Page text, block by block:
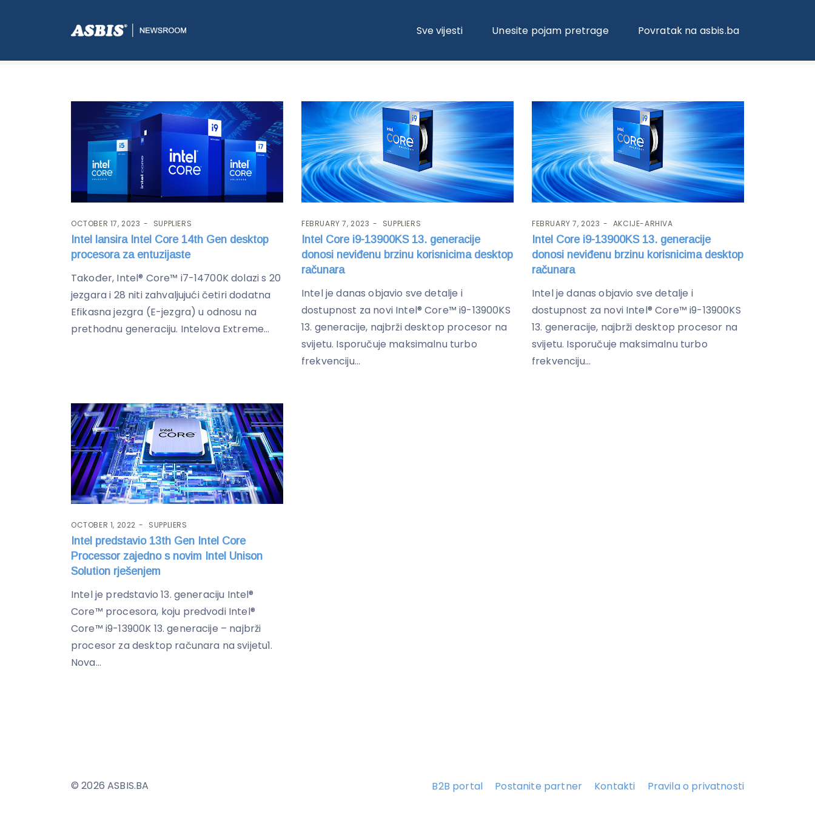
Sve vijesti Unesite pojam pretrage Povratak na asbis.ba
Tag:Core
OCTOBER 17, 2023 SUPPLIERS
Intel lansira Intel Core 14th Gen desktop
procesora za entuzijaste
Također, Intel® Core™ i7-14700K dolazi s 20
jezgara i 28 niti zahvaljujući četiri dodatna
Efikasna jezgra (E-jezgra) u odnosu na
prethodnu generaciju. Intelova Extreme...
FEBRUARY 7, 2023 SUPPLIERS
Intel Core i9-13900KS 13. generacije
donosi neviđenu brzinu korisnicima desktop
računara
Intel je danas objavio sve detalje i
dostupnost za novi Intel® Core™ i9-13900KS
13. generacije, najbrži desktop procesor na
svijetu. Isporučuje maksimalnu turbo
frekvenciju...
FEBRUARY 7, 2023 AKCIJE-ARHIVA
Intel Core i9-13900KS 13. generacije
donosi neviđenu brzinu korisnicima desktop
računara
Intel je danas objavio sve detalje i
dostupnost za novi Intel® Core™ i9-13900KS
13. generacije, najbrži desktop procesor na
svijetu. Isporučuje maksimalnu turbo
frekvenciju...
OCTOBER 1, 2022 SUPPLIERS
Intel predstavio 13th Gen Intel Core
Processor zajedno s novim Intel Unison
Solution rješenjem
Intel je predstavio 13. generaciju Intel®
Core™ procesora, koju predvodi Intel®
Core™ i9-13900K 13. generacije – najbrži
procesor za desktop računara na svijetu1.
Nova...
© 2026 ASBIS.BA B2B portal Postanite partner Kontakti Pravila o privatnosti